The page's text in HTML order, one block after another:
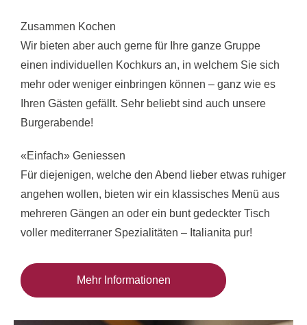
Zusammen Kochen
Wir bieten aber auch gerne für Ihre ganze Gruppe
einen individuellen Kochkurs an, in welchem Sie sich
mehr oder weniger einbringen können – ganz wie es
Ihren Gästen gefällt. Sehr beliebt sind auch unsere
Burgerabende!
«Einfach» Geniessen
Für diejenigen, welche den Abend lieber etwas ruhiger
angehen wollen, bieten wir ein klassisches Menü aus
mehreren Gängen an oder ein bunt gedeckter Tisch
voller mediterraner Spezialitäten – Italianita pur!
Mehr Informationen